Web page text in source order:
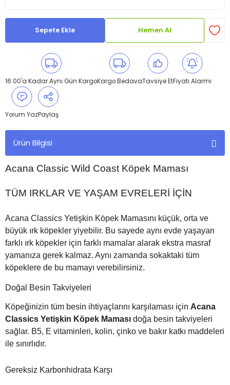
Sepete Ekle Hemen Al
16:00'a Kadar Aynı Gün KargoKargo BedavaTavsiye EtFiyatı Alarmı
Yorum YazPaylaş
Ürün Bilgisi
Acana Classic Wild Coast Köpek Maması
TÜM IRKLAR VE YAŞAM EVRELERİ İÇİN
Acana Classics Yetişkin Köpek Mamasını küçük, orta ve
büyük ırk köpekler yiyebilir. Bu sayede aynı evde yaşayan
farklı ırk köpekler için farklı mamalar alarak ekstra masraf
yamanıza gerek kalmaz. Aynı zamanda sokaktaki tüm
köpeklere de bu mamayı verebilirsiniz.
Doğal Besin Takviyeleri
Köpeğinizin tüm besin ihtiyaçlarını karşılaması için Acana
Classics Yetişkin Köpek Maması doğa besin takviyeleri
sağlar. B5, E vitaminleri, kolin, çinko ve bakır katkı maddeleri
ile sınırlıdır.
Gereksiz Karbonhidrata Karşı